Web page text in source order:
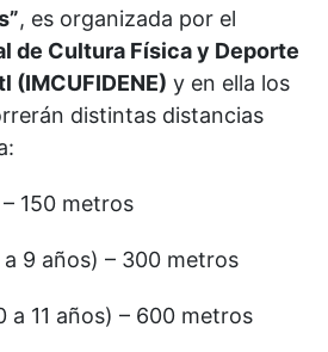
, es organizada por el
de Cultura Física y Deporte
(IMCUFIDENE) y en ella los
distintas distancias
150 metros
9 años) – 300 metros
a 11 años) – 600 metros